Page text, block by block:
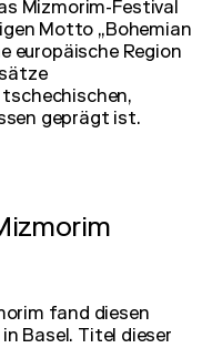
Mizmorim-Festival
Motto „Bohemian
europäische Region
geprägt ist.
fand diesen
Basel. Titel dieser